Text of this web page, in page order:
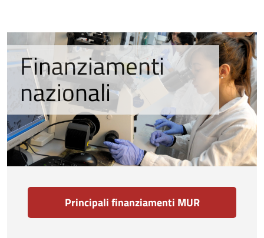
Principali finanziamenti MUR
Finanziamenti
nazionali